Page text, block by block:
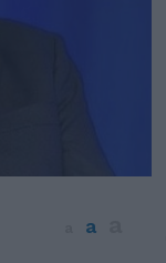
a